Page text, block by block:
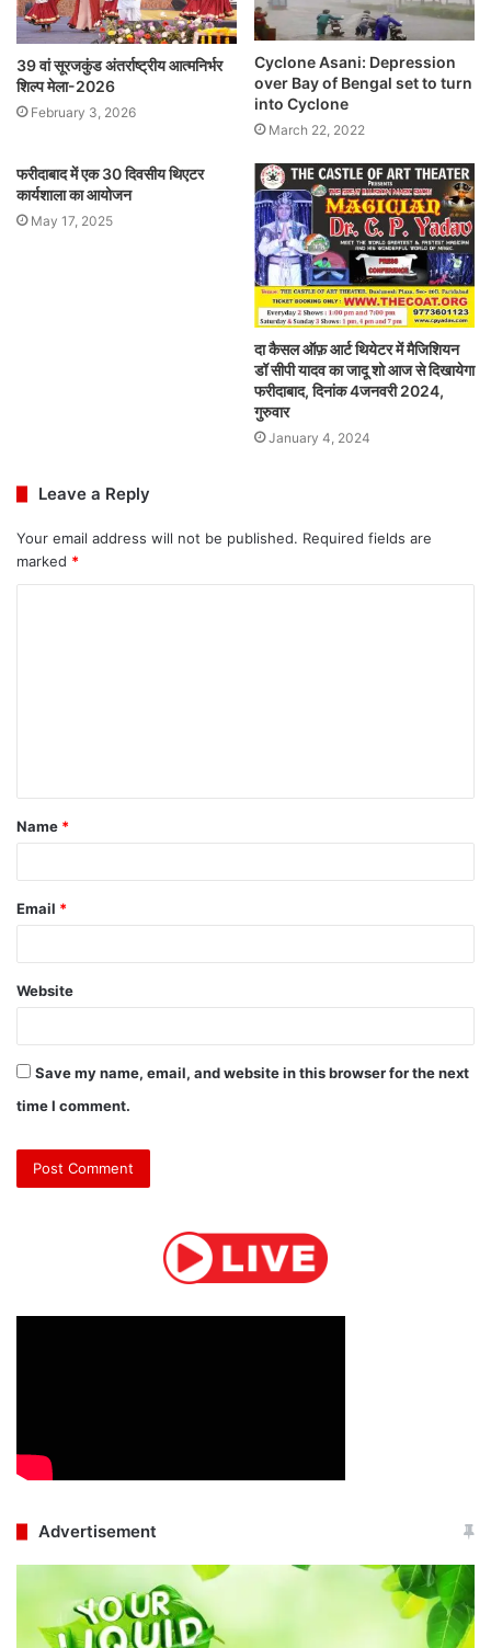
39 वां सूरजकुंड अंतर्राष्ट्रीय आत्मनिर्भर
शिल्प मेला-2026
February 3, 2026
Cyclone Asani: Depression
over Bay of Bengal set to turn
into Cyclone
March 22, 2022
फरीदाबाद में एक 30 दिवसीय थिएटर
कार्यशाला का आयोजन
May 17, 2025
दा कैसल ऑफ़ आर्ट थियेटर में मैजिशियन
डॉ सीपी यादव का जादू शो आज से दिखायेगा
फरीदाबाद, दिनांक 4जनवरी 2024,
गुरुवार
January 4, 2024
Leave a Reply
Your email address will not be published. Required fields are
marked *
t
*
Name *
Email *
Website
Save my name, email, and website in this browser for the next
time I comment.
Advertisement